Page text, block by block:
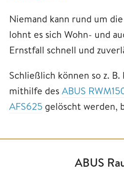
Niemand kann rund um
lohnt es sich Wohn- und
Ernstfall schnell und
Schließlich können so z.
mithilfe desABUS
AFS625 gelöscht werden,
ABUS